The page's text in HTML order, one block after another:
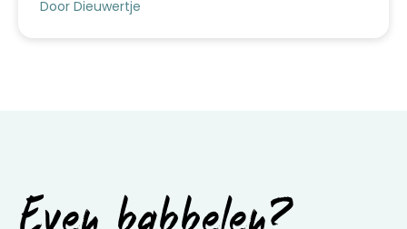
Door Dieuwertje
Even babbelen?